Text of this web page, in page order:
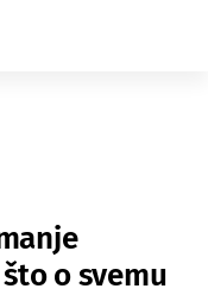
o svemu